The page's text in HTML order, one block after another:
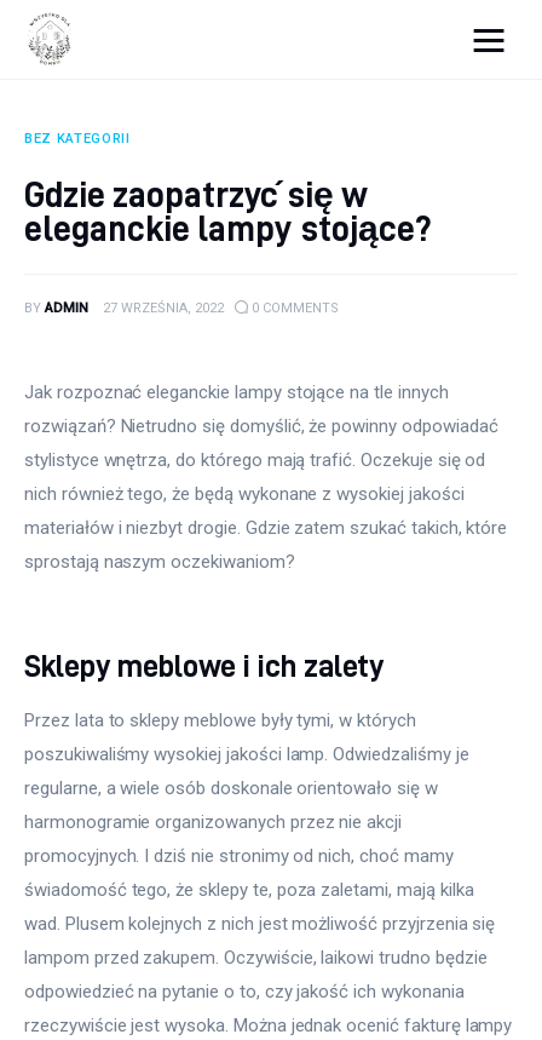
Remont
BEZ KATEGORII
Gdzie zaopatrzyć się w
eleganckie lampy stojące?
BY ADMIN 27 WRZEŚNIA, 2022 0 COMMENTS
Jak rozpoznać eleganckie lampy stojące na tle innych
rozwiązań? Nietrudno się domyślić, że powinny odpowiadać
stylistyce wnętrza, do którego mają trafić. Oczekuje się od
nich również tego, że będą wykonane z wysokiej jakości
materiałów i niezbyt drogie. Gdzie zatem szukać takich, które
sprostają naszym oczekiwaniom?
Sklepy meblowe i ich zalety
Przez lata to sklepy meblowe były tymi, w których
poszukiwaliśmy wysokiej jakości lamp. Odwiedzaliśmy je
regularne, a wiele osób doskonale orientowało się w
harmonogramie organizowanych przez nie akcji
promocyjnych. I dziś nie stronimy od nich, choć mamy
świadomość tego, że sklepy te, poza zaletami, mają kilka
wad. Plusem kolejnych z nich jest możliwość przyjrzenia się
lampom przed zakupem. Oczywiście, laikowi trudno będzie
odpowiedzieć na pytanie o to, czy jakość ich wykonania
rzeczywiście jest wysoka. Można jednak ocenić fakturę lampy